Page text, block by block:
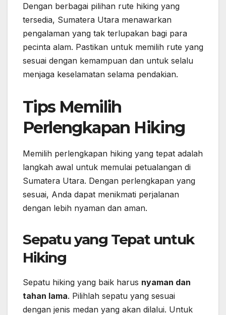
Dengan berbagai pilihan rute hiking yang
tersedia, Sumatera Utara menawarkan
pengalaman yang tak terlupakan bagi para
pecinta alam. Pastikan untuk memilih rute yang
sesuai dengan kemampuan dan untuk selalu
menjaga keselamatan selama pendakian.
Tips Memilih
Perlengkapan Hiking
Memilih perlengkapan hiking yang tepat adalah
langkah awal untuk memulai petualangan di
Sumatera Utara. Dengan perlengkapan yang
sesuai, Anda dapat menikmati perjalanan
dengan lebih nyaman dan aman.
Sepatu yang Tepat untuk
Hiking
Sepatu hiking yang baik harus nyaman dan
tahan lama. Pilihlah sepatu yang sesuai
dengan jenis medan yang akan dilalui. Untuk